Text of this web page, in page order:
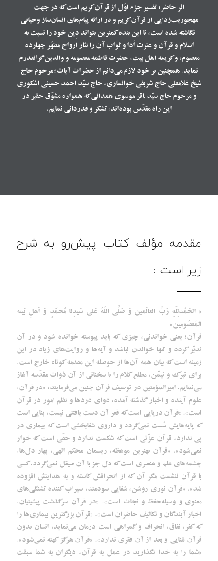
اثر حاضر؛ تفسیر جزء اوّل از قرآن کریم است که در جهت
مهجوریت‌زدایی از قرآن کریم و در ارائه‌ پیام‌های انسان‌ساز وحیانی
نگاشته شده است، تا این بنده کمترین بتواند دِین خود را نسبت به
اسلام و قرآن و عترت اَدا و ثواب آن را نثار ارواح مطهّر چهارده
معصوم: و کریمه‌ اهل بیت، حضرت فاطمه معصومه و والدین گرانقدرم
نماید. همچنین بر خود لازم می‌دانم از حضرات آیات‌؛ مرحوم حاج
شیخ غلامعلی حاج شریفی خوانساری، حاج سیّد احمد حسینی اشکوری
و مرحوم حاج سیّد باقر موسوی همدانی که همواره مشوّق حقیر در
این راه مقدّس بوده‌اند، تشکر و قدردانی نمایم.
مقدمه مؤلف کتاب پیش‌رو به شرح
زیر است :
« الحَمُدلِلّهِ رَبِّ العالَمین وَ صَلَّی اللّهُ عَلی سَیدِنا مُحمّدٍ وَ اَهلِ بَیته
المَعصُومین»
قرآن؛ یعنی خواندنی، چیزی که باید پیوسته خوانده شود و در آن
تدبّر گردد و تنها خواندن نباشد و آیه‌ها و روایت‌های زیاد در این
زمینه است که بیان همه‌ آن‌ها از حوصله‌ این مقدمه کوتاه خارج است.
برای تبرّک و تیمّن، مطلع کلام را با سخنانی از آن ذوات مقدّسه آغاز
می‌نمایم. امیرالمؤمنین در توصیف قرآن چنین می‌فرمایند: «در قرآن؛
علوم آینده و اخبار گذشته آمده، دوای دردها و نظم امور در قرآن
است». «قرآن دریایی است که قعر آن دست یافتنی نیست، بنایی است
که پایه‌هایش سُست نمی‌گردد و داروی شفابخشی است که بیماری در
پی ندارد، قرآن عزّتی است که شکست ندارد و حقّی است که خوار
نمی‌شود». «قرآن بهترین موعظه، ریسمان محکم الهی، بهار دل‌ها،
چشمه‌های علم و عنصری است که دل جز با آن صیقل نمی‌گردد. کسی
با قرآن ننشست مگر آن که از انحرافش کاسته و به هدایتش افزوده
شد». «قرآن نوری روشن، شفایی سودمند، سیراب کننده تشنگی‌های
معنوی و وسیله‌حفظ و نجات است». «در قرآن سرگذشت پیشینیان،
اخبار آیندگان و تکالیف حاضران است». «قرآن بزرگترین بیماری‌ها را
که کفر، نفاق، انحراف و گمراهی است درمان می‌نماید، انسان بدون
قرآن غنایی و بعد از آن فقری ندارد». «قرآن هرگز کهنه نمی‌شود».
«شما را به خدا نگذارید در عمل به قرآن، دیگران به شما سبقت